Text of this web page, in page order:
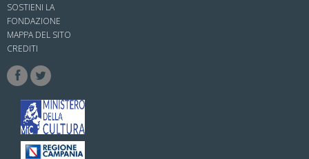
SOSTIENI LA
FONDAZIONE
MAPPA DEL SITO
CREDITI